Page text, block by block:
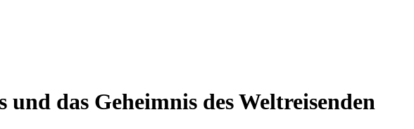
das Geheimnis des Weltreisenden